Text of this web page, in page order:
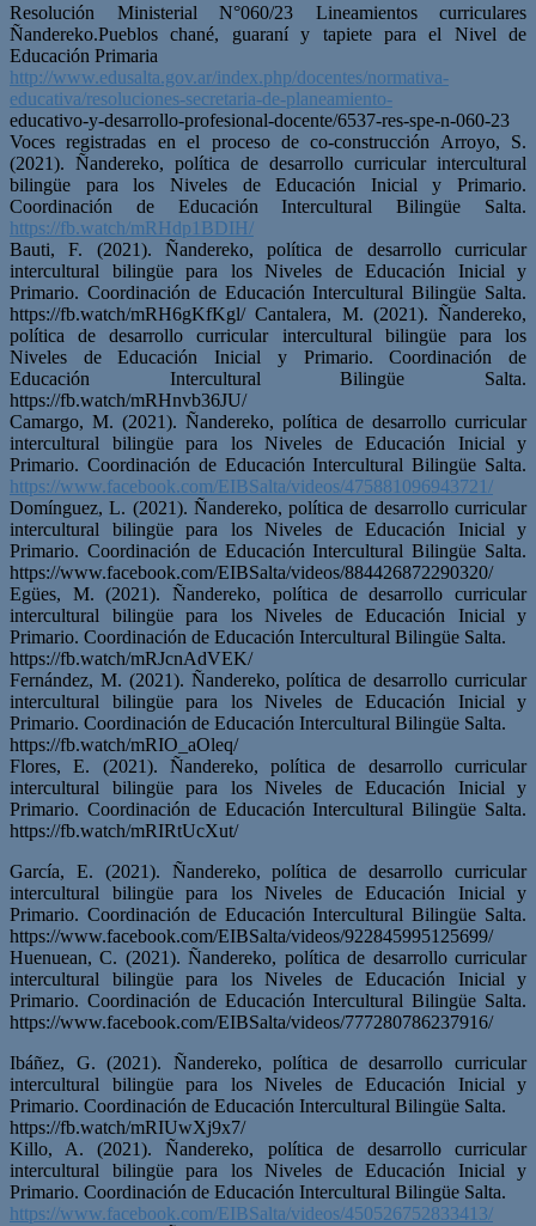
Resolución Ministerial N°060/23 Lineamientos curriculares
Ñandereko.Pueblos chané, guaraní y tapiete para el Nivel de
Educación Primaria
http://www.edusalta.gov.ar/index.php/docentes/normativa-
educativa/resoluciones-secretaria-de-planeamiento-
educativo-y-desarrollo-profesional-docente/6537-res-spe-n-060-23
Voces registradas en el proceso de co-construcción Arroyo, S.
(2021). Ñandereko, política de desarrollo curricular intercultural
bilingüe para los Niveles de Educación Inicial y Primario.
Coordinación de Educación Intercultural Bilingüe Salta.
https://fb.watch/mRHdp1BDIH/
Bauti, F. (2021). Ñandereko, política de desarrollo curricular
intercultural bilingüe para los Niveles de Educación Inicial y
Primario. Coordinación de Educación Intercultural Bilingüe Salta.
https://fb.watch/mRH6gKfKgl/ Cantalera, M. (2021). Ñandereko,
política de desarrollo curricular intercultural bilingüe para los
Niveles de Educación Inicial y Primario. Coordinación de
Educación Intercultural Bilingüe Salta.
https://fb.watch/mRHnvb36JU/
Camargo, M. (2021). Ñandereko, política de desarrollo curricular
intercultural bilingüe para los Niveles de Educación Inicial y
Primario. Coordinación de Educación Intercultural Bilingüe Salta.
https://www.facebook.com/EIBSalta/videos/475881096943721/
Domínguez, L. (2021). Ñandereko, política de desarrollo curricular
intercultural bilingüe para los Niveles de Educación Inicial y
Primario. Coordinación de Educación Intercultural Bilingüe Salta.
https://www.facebook.com/EIBSalta/videos/884426872290320/
Egües, M. (2021). Ñandereko, política de desarrollo curricular
intercultural bilingüe para los Niveles de Educación Inicial y
Primario. Coordinación de Educación Intercultural Bilingüe Salta.
https://fb.watch/mRJcnAdVEK/
Fernández, M. (2021). Ñandereko, política de desarrollo curricular
intercultural bilingüe para los Niveles de Educación Inicial y
Primario. Coordinación de Educación Intercultural Bilingüe Salta.
https://fb.watch/mRIO_aOleq/
Flores, E. (2021). Ñandereko, política de desarrollo curricular
intercultural bilingüe para los Niveles de Educación Inicial y
Primario. Coordinación de Educación Intercultural Bilingüe Salta.
https://fb.watch/mRIRtUcXut/
García, E. (2021). Ñandereko, política de desarrollo curricular
intercultural bilingüe para los Niveles de Educación Inicial y
Primario. Coordinación de Educación Intercultural Bilingüe Salta.
https://www.facebook.com/EIBSalta/videos/922845995125699/
Huenuean, C. (2021). Ñandereko, política de desarrollo curricular
intercultural bilingüe para los Niveles de Educación Inicial y
Primario. Coordinación de Educación Intercultural Bilingüe Salta.
https://www.facebook.com/EIBSalta/videos/777280786237916/
Ibáñez, G. (2021). Ñandereko, política de desarrollo curricular
intercultural bilingüe para los Niveles de Educación Inicial y
Primario. Coordinación de Educación Intercultural Bilingüe Salta.
https://fb.watch/mRIUwXj9x7/
Killo, A. (2021). Ñandereko, política de desarrollo curricular
intercultural bilingüe para los Niveles de Educación Inicial y
Primario. Coordinación de Educación Intercultural Bilingüe Salta.
https://www.facebook.com/EIBSalta/videos/450526752833413/